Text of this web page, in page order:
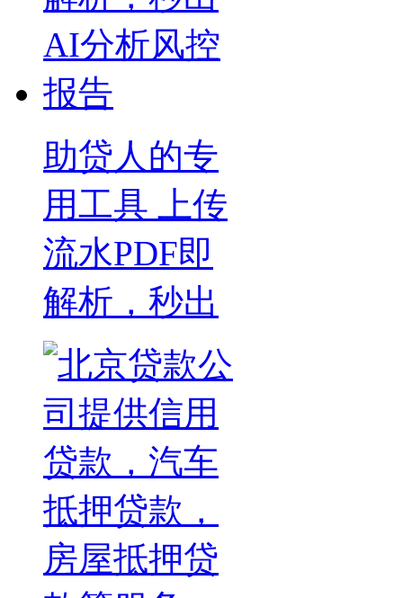
助贷人的专
用工具 上传
流水PDF即
解析，秒出